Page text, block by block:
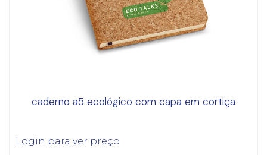
caderno a5 ecológico com capa em cortiça
Login para ver preço